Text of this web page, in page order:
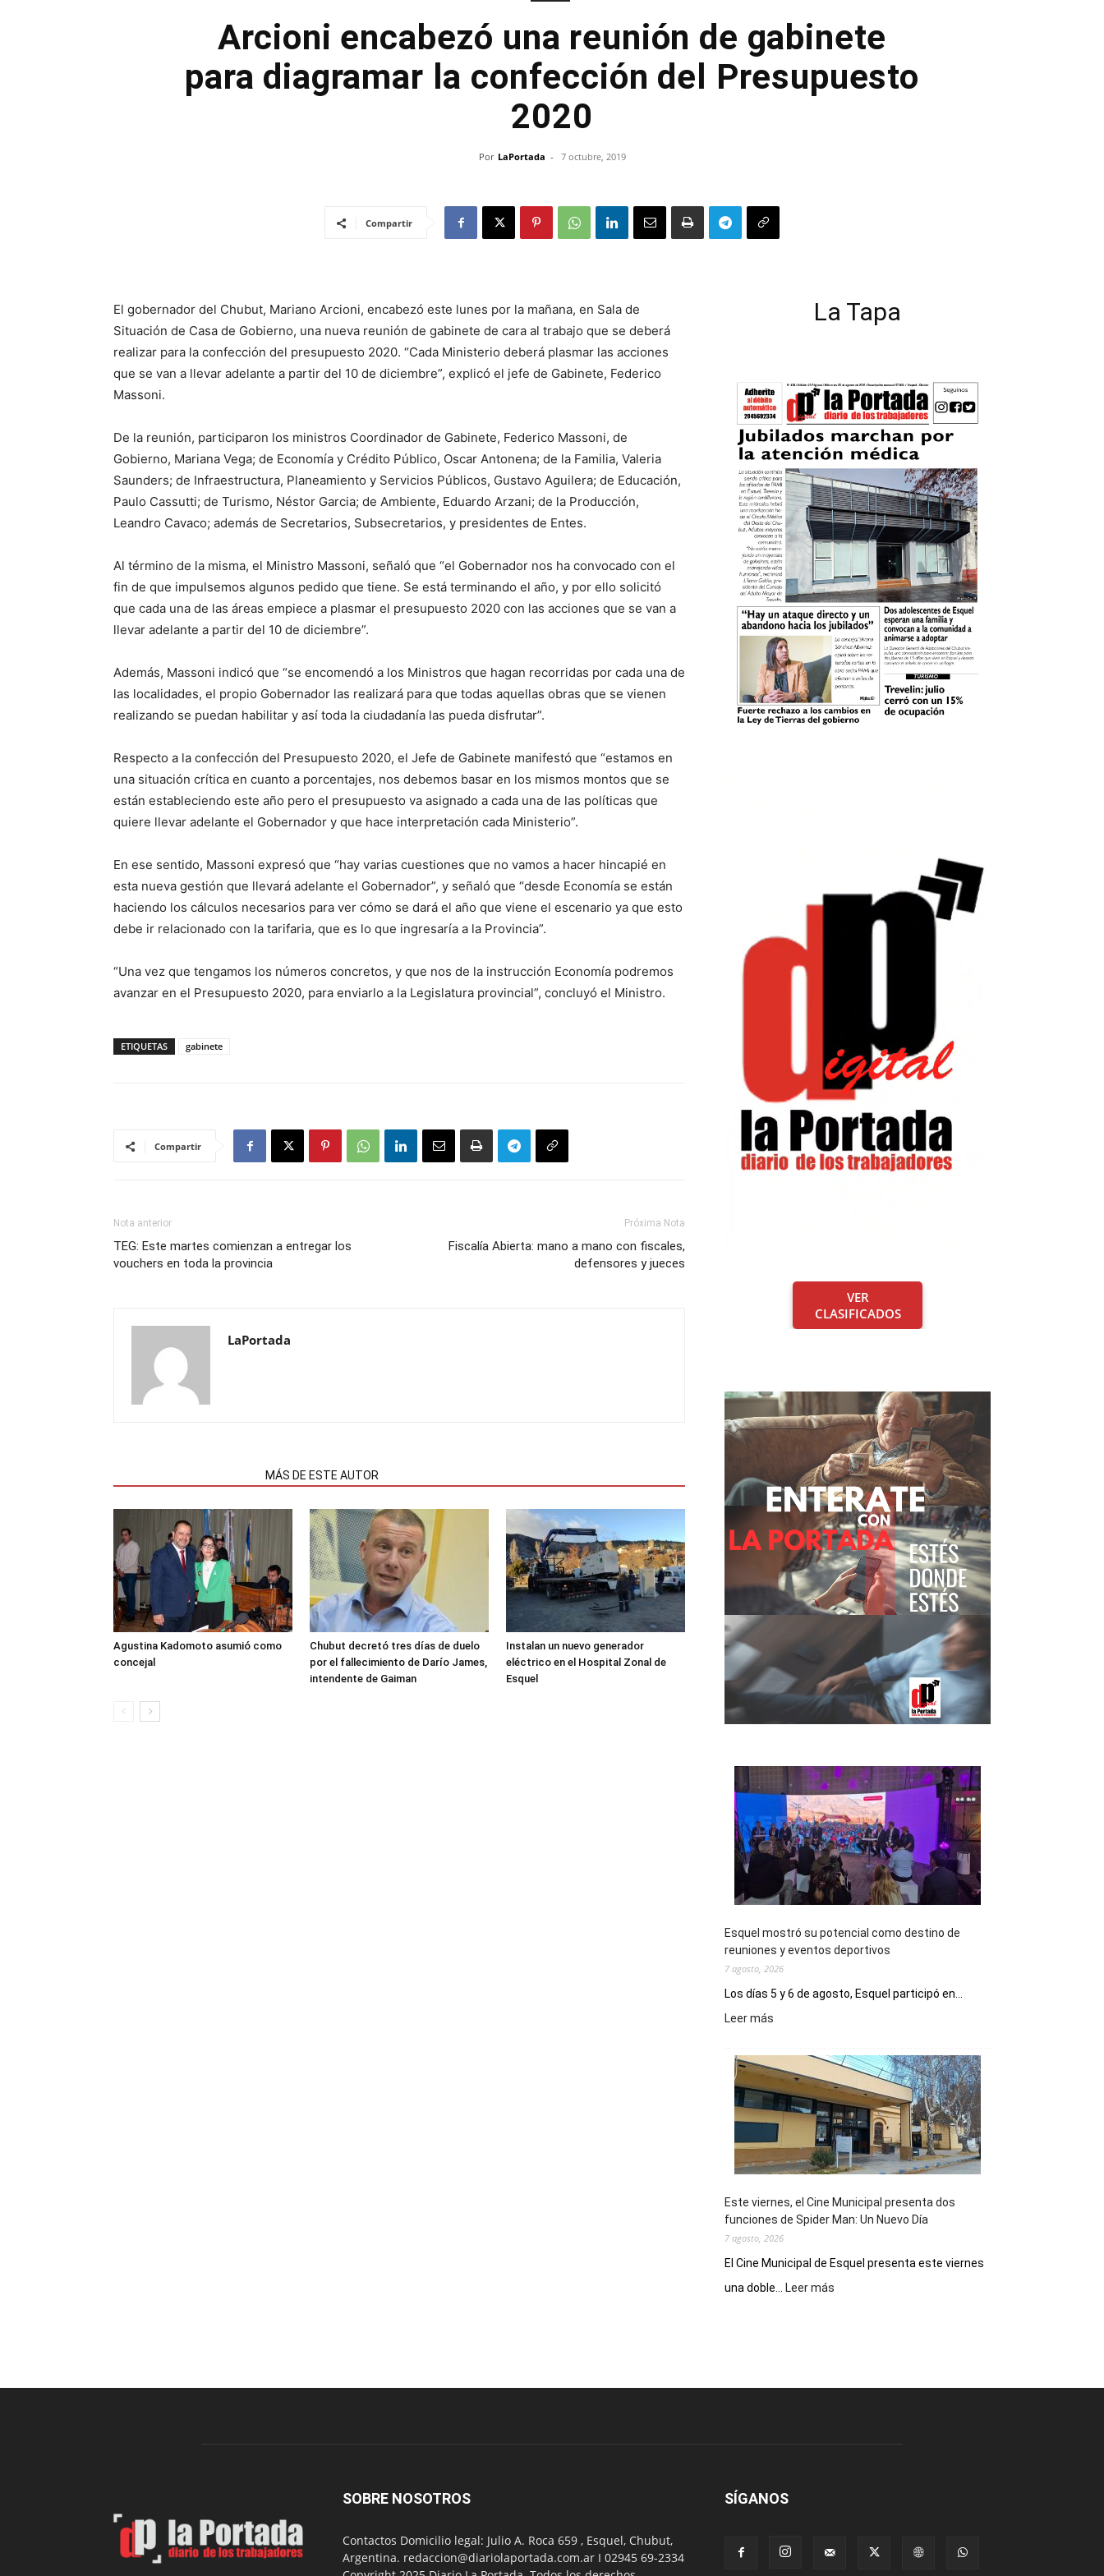
Arcioni encabezó una reunión de gabinete
para diagramar la confección del Presupuesto
2020
Por LaPortada - 7 octubre, 2019
Compartir
El gobernador del Chubut, Mariano Arcioni, encabezó este lunes por la mañana, en Sala de
Situación de Casa de Gobierno, una nueva reunión de gabinete de cara al trabajo que se deberá
realizar para la confección del presupuesto 2020. “Cada Ministerio deberá plasmar las acciones
que se van a llevar adelante a partir del 10 de diciembre”, explicó el jefe de Gabinete, Federico
Massoni.
De la reunión, participaron los ministros Coordinador de Gabinete, Federico Massoni, de
Gobierno, Mariana Vega; de Economía y Crédito Público, Oscar Antonena; de la Familia, Valeria
Saunders; de Infraestructura, Planeamiento y Servicios Públicos, Gustavo Aguilera; de Educación,
Paulo Cassutti; de Turismo, Néstor Garcia; de Ambiente, Eduardo Arzani; de la Producción,
Leandro Cavaco; además de Secretarios, Subsecretarios, y presidentes de Entes.
Al término de la misma, el Ministro Massoni, señaló que “el Gobernador nos ha convocado con el
fin de que impulsemos algunos pedido que tiene. Se está terminando el año, y por ello solicitó
que cada una de las áreas empiece a plasmar el presupuesto 2020 con las acciones que se van a
llevar adelante a partir del 10 de diciembre”.
Además, Massoni indicó que “se encomendó a los Ministros que hagan recorridas por cada una de
las localidades, el propio Gobernador las realizará para que todas aquellas obras que se vienen
realizando se puedan habilitar y así toda la ciudadanía las pueda disfrutar”.
Respecto a la confección del Presupuesto 2020, el Jefe de Gabinete manifestó que “estamos en
una situación crítica en cuanto a porcentajes, nos debemos basar en los mismos montos que se
están estableciendo este año pero el presupuesto va asignado a cada una de las políticas que
quiere llevar adelante el Gobernador y que hace interpretación cada Ministerio”.
En ese sentido, Massoni expresó que “hay varias cuestiones que no vamos a hacer hincapié en
esta nueva gestión que llevará adelante el Gobernador”, y señaló que “desde Economía se están
haciendo los cálculos necesarios para ver cómo se dará el año que viene el escenario ya que esto
debe ir relacionado con la tarifaria, que es lo que ingresaría a la Provincia”.
“Una vez que tengamos los números concretos, y que nos de la instrucción Economía podremos
avanzar en el Presupuesto 2020, para enviarlo a la Legislatura provincial”, concluyó el Ministro.
ETIQUETAS gabinete
Compartir
Nota anterior
TEG: Este martes comienzan a entregar los
vouchers en toda la provincia
Próxima Nota
Fiscalía Abierta: mano a mano con fiscales,
defensores y jueces
LaPortada
MÁS DE ESTE AUTOR
Agustina Kadomoto asumió como
concejal
Chubut decretó tres días de duelo
por el fallecimiento de Darío James,
intendente de Gaiman
Instalan un nuevo generador
eléctrico en el Hospital Zonal de
Esquel
La Tapa
VER
CLASIFICADOS
Esquel mostró su potencial como destino de
reuniones y eventos deportivos
7 agosto, 2026
Los días 5 y 6 de agosto, Esquel participó en...
Leer más
su
potencial
como
destino
de
reuniones
y
deportivos
Este viernes, el Cine Municipal presenta dos
funciones de Spider Man: Un Nuevo Día
7 agosto, 2026
El Cine Municipal de Esquel presenta este viernes
una doble...
Leer más
presenta
SOBRE NOSOTROS
Contactos Domicilio legal: Julio A. Roca 659 , Esquel, Chubut,
Argentina. redaccion@diariolaportada.com.ar I 02945 69-2334
SÍGANOS